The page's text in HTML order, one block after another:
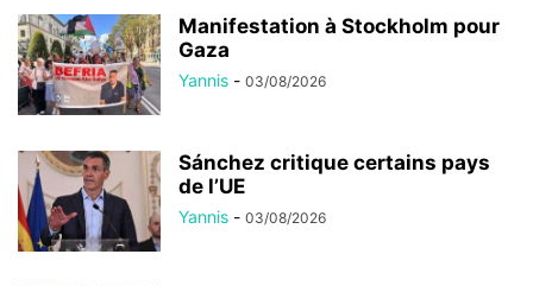
Manifestation à Stockholm pour
Gaza
Yannis - 03/08/2026
Sánchez critique certains pays
de l’UE
Yannis - 03/08/2026